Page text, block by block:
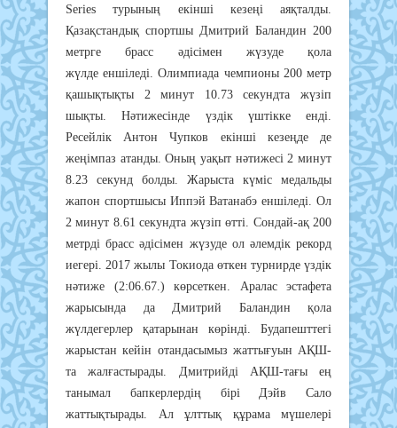
Series турының екінші кезеңі аяқталды.
Қазақстандық спортшы Дмитрий Баландин 200
метрге брасс әдісімен жүзуде қола
жүлде еншіледі. Олимпиада чемпионы 200 метр
қашықтықты 2 минут 10.73 секундта жүзіп
шықты. Нәтижесінде үздік үштікке енді.
Ресейлік Антон Чупков екінші кезеңде де
жеңімпаз атанды. Оның уақыт нәтижесі 2 минут
8.23 секунд болды. Жарыста күміс медальды
жапон спортшысы Иппэй Ватанабэ еншіледі. Ол
2 минут 8.61 секундта жүзіп өтті. Сондай-ақ 200
метрді брасс әдісімен жүзуде ол әлемдік рекорд
иегері. 2017 жылы Токиода өткен турнирде үздік
нәтиже (2:06.67.) көрсеткен. Аралас эстафета
жарысында да Дмитрий Баландин қола
жүлдегерлер қатарынан көрінді. Будапешттегі
жарыстан кейін отандасымыз жаттығуын АҚШ-
та жалғастырады. Дмитрийді АҚШ-тағы ең
танымал бапкерлердің бірі Дэйв Сало
жаттықтырады. Ал ұлттық құрама мүшелері